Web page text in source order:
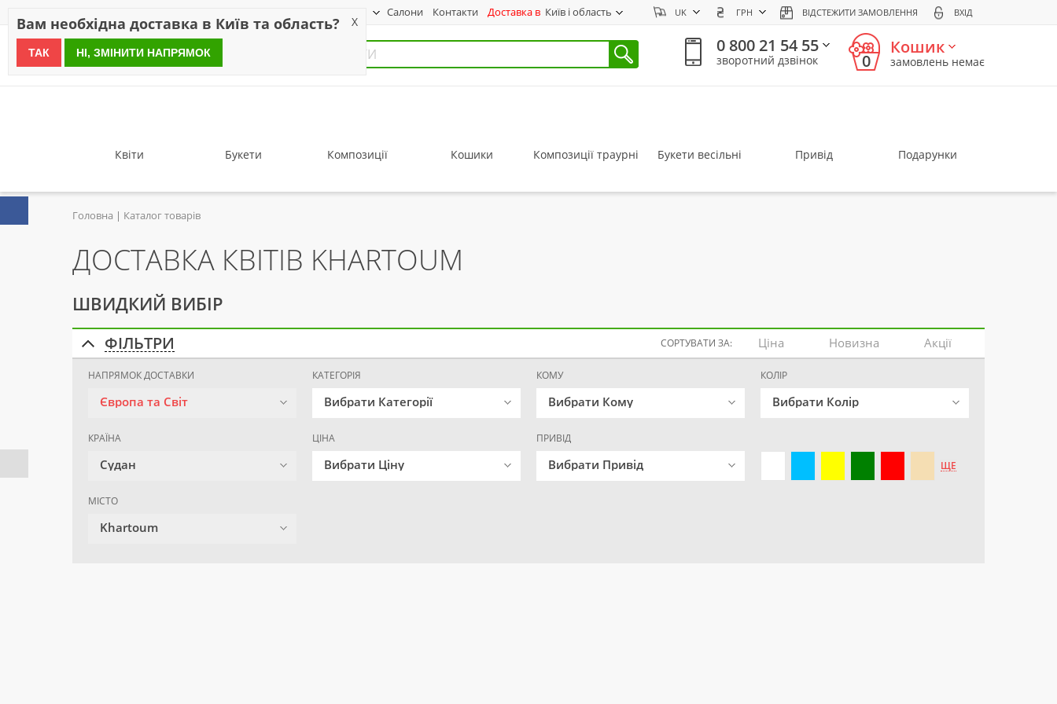
Салони Контакти Доставка в Київ і область UK ГРН ВІДСТЕЖИТИ ЗАМОВЛЕННЯ ВХІД
since 1999
0 800 21 54 55
зворотний дзвінок 0
Кошик
замовлень немає
Квіти Букети Композиції Кошики Композиції траурні Букети весільні Привід Подарунки
Головна Каталог товарів
ДОСТАВКА КВІТІВ KHARTOUM
ШВИДКИЙ ВИБІР
ФІЛЬТРИ СОРТУВАТИ ЗА: Ціна Новизна Акції
НАПРЯМОК ДОСТАВКИ
Європа та Світ
КАТЕГОРІЯ
Вибрати Категорії
КОМУ
Вибрати Кому
КОЛІР
Вибрати Колір
КРАЇНА
Судан
МІСТО
Khartoum
ЦІНА
Вибрати Ціну
ПРИВІД
Вибрати Привід ЩЕ
Вам необхідна доставка в Київ та область? X
ТАК НІ, ЗМІНИТИ НАПРЯМОК